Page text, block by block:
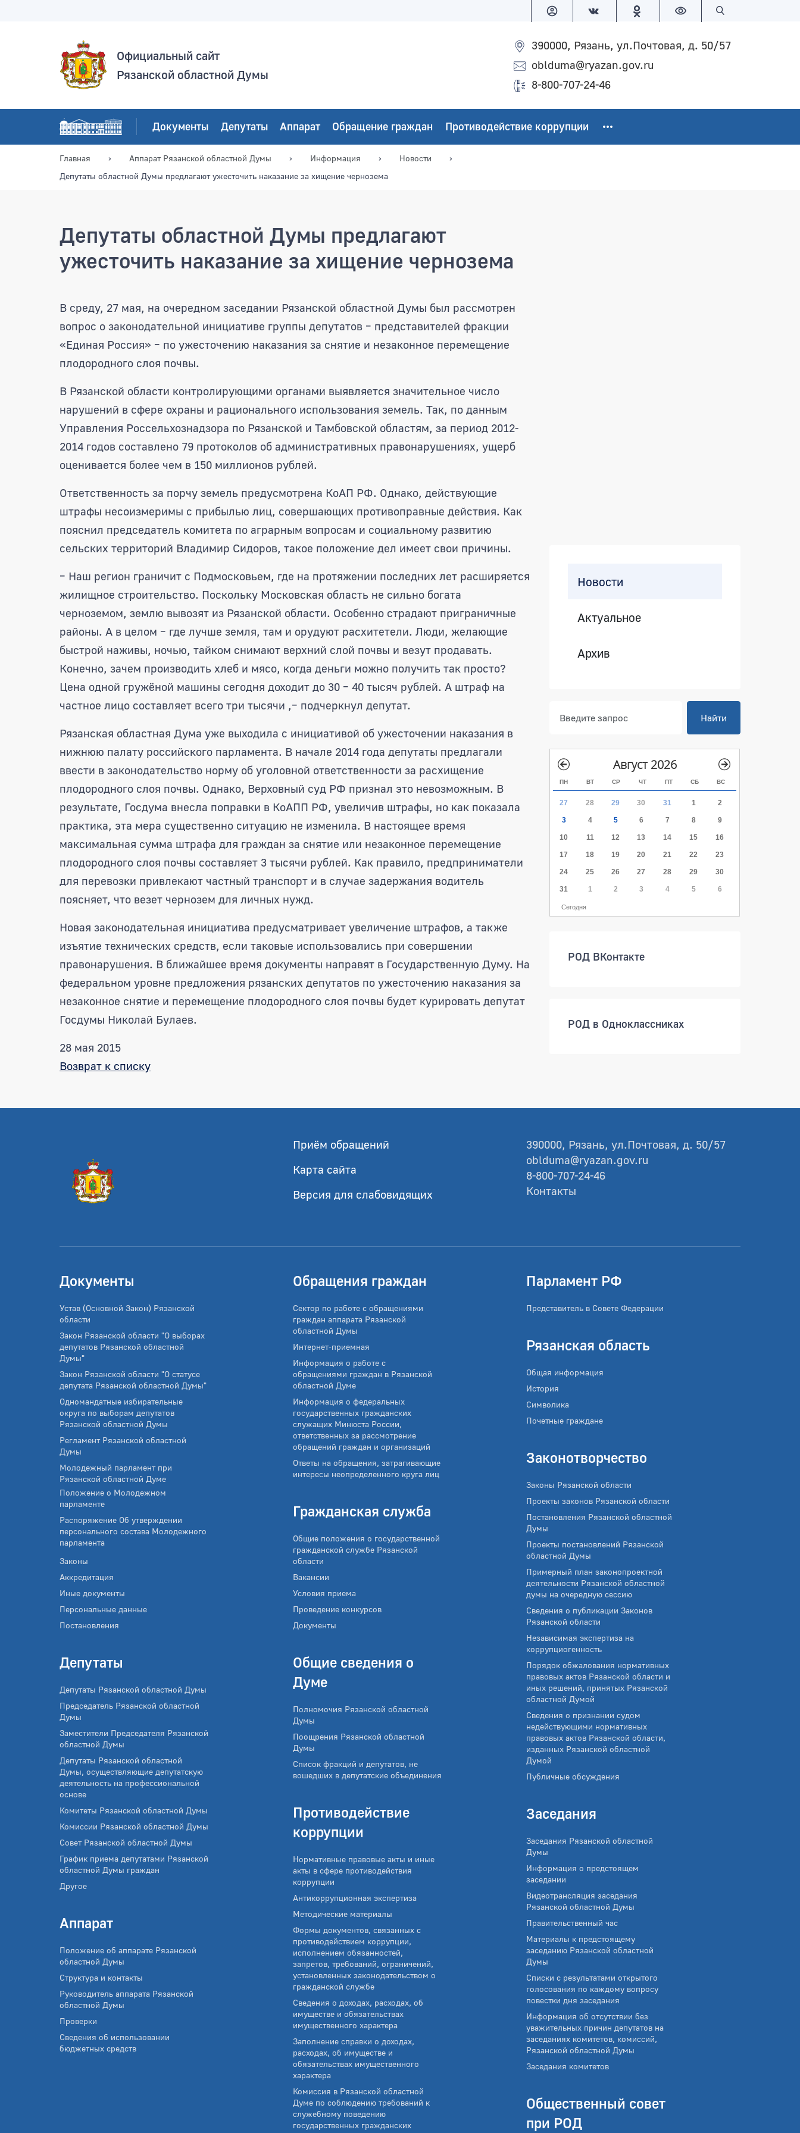
Версия для слабовидящих
Официальный сайт
Рязанской областной Думы
390000, Рязань, ул.Почтовая, д. 50/57
oblduma@ryazan.gov.ru
8-800-707-24-46
Документы Депутаты Аппарат Обращение граждан Противодействие коррупции
Главная Аппарат Рязанской областной Думы Информация
Новости
Депутаты областной Думы предлагают ужесточить наказание за хищение чернозема
Депутаты областной Думы предлагают
ужесточить наказание за хищение чернозема
Депутаты областной Думы предлагают ужесточить наказание за хищение чернозема
В среду, 27 мая, на очередном заседании Рязанской областной Думы был рассмотрен
вопрос о законодательной инициативе группы депутатов – представителей фракции
«Единая Россия» – по ужесточению наказания за снятие и незаконное перемещение
плодородного слоя почвы.
В Рязанской области контролирующими органами выявляется значительное число
нарушений в сфере охраны и рационального использования земель. Так, по данным
Управления Россельхознадзора по Рязанской и Тамбовской областям, за период 2012-
2014 годов составлено 79 протоколов об административных правонарушениях, ущерб
оценивается более чем в 150 миллионов рублей.
Ответственность за порчу земель предусмотрена КоАП РФ. Однако, действующие
штрафы несоизмеримы с прибылью лиц, совершающих противоправные действия. Как
пояснил председатель комитета по аграрным вопросам и социальному развитию
сельских территорий Владимир Сидоров, такое положение дел имеет свои причины.
– Наш регион граничит с Подмосковьем, где на протяжении последних лет расширяется
жилищное строительство. Поскольку Московская область не сильно богата
черноземом, землю вывозят из Рязанской области. Особенно страдают приграничные
районы. А в целом – где лучше земля, там и орудуют расхитетели. Люди, желающие
быстрой наживы, ночью, тайком снимают верхний слой почвы и везут продавать.
Конечно, зачем производить хлеб и мясо, когда деньги можно получить так просто?
Цена одной гружёной машины сегодня доходит до 30 – 40 тысяч рублей. А штраф на
частное лицо составляет всего три тысячи ,– подчеркнул депутат.
Рязанская областная Дума уже выходила с инициативой об ужесточении наказания в
нижнюю палату российского парламента. В начале 2014 года депутаты предлагали
ввести в законодательство норму об уголовной ответственности за расхищение
плодородного слоя почвы. Однако, Верховный суд РФ признал это невозможным. В
результате, Госдума внесла поправки в КоАПП РФ, увеличив штрафы, но как показала
практика, эта мера существенно ситуацию не изменила. В настоящее время
максимальная сумма штрафа для граждан за снятие или незаконное перемещение
плодородного слоя почвы составляет 3 тысячи рублей. Как правило, предприниматели
для перевозки привлекают частный транспорт и в случае задержания водитель
поясняет, что везет чернозем для личных нужд.
Новая законодательная инициатива предусматривает увеличение штрафов, а также
изъятие технических средств, если таковые использовались при совершении
правонарушения. В ближайшее время документы направят в Государственную Думу. На
федеральном уровне предложения рязанских депутатов по ужесточению наказания за
незаконное снятие и перемещение плодородного слоя почвы будет курировать депутат
Госдумы Николай Булаев.
28 мая 2015
Возврат к списку
Новости
Актуальное
Архив
Найти
Август 2026
ПН ВТ СР ЧТ ПТ СБ ВС
27 28 29 30 31 1 2
3 4 5 6 7 8 9
10 11 12 13 14 15 16
17 18 19 20 21 22 23
24 25 26 27 28 29 30
31 1 2 3 4 5 6
Сегодня
РОД ВКонтакте
РОД в Одноклассниках
Приём обращений
Карта сайта
Версия для слабовидящих
390000, Рязань, ул.Почтовая, д. 50/57
oblduma@ryazan.gov.ru
8-800-707-24-46
Контакты
Документы
Устав (Основной Закон) Рязанской
области
Закон Рязанской области "О выборах
депутатов Рязанской областной
Думы"
Закон Рязанской области "О статусе
депутата Рязанской областной Думы"
Одномандатные избирательные
округа по выборам депутатов
Рязанской областной Думы
Регламент Рязанской областной
Думы
Молодежный парламент при
Рязанской областной Думе
Положение о Молодежном
парламенте
Распоряжение Об утверждении
персонального состава Молодежного
парламента
Законы
Аккредитация
Иные документы
Персональные данные
Постановления
Депутаты
Депутаты Рязанской областной Думы
Председатель Рязанской областной
Думы
Заместители Председателя Рязанской
областной Думы
Депутаты Рязанской областной
Думы, осуществляющие депутатскую
деятельность на профессиональной
основе
Комитеты Рязанской областной Думы
Комиссии Рязанской областной Думы
Совет Рязанской областной Думы
График приема депутатами Рязанской
областной Думы граждан
Другое
Аппарат
Положение об аппарате Рязанской
областной Думы
Структура и контакты
Руководитель аппарата Рязанской
областной Думы
Проверки
Сведения об использовании
бюджетных средств
Обращения граждан
Сектор по работе с обращениями
граждан аппарата Рязанской
областной Думы
Интернет-приемная
Информация о работе с
обращениями граждан в Рязанской
областной Думе
Информация о федеральных
государственных гражданских
служащих Минюста России,
ответственных за рассмотрение
обращений граждан и организаций
Ответы на обращения, затрагивающие
интересы неопределенного круга лиц
Гражданская служба
Общие положения о государственной
гражданской службе Рязанской
области
Вакансии
Условия приема
Проведение конкурсов
Документы
Общие сведения о
Думе
Полномочия Рязанской областной
Думы
Поощрения Рязанской областной
Думы
Список фракций и депутатов, не
вошедших в депутатские объединения
Противодействие
коррупции
Нормативные правовые акты и иные
акты в сфере противодействия
коррупции
Антикоррупционная экспертиза
Методические материалы
Формы документов, связанных с
противодействием коррупции,
исполнением обязанностей,
запретов, требований, ограничений,
установленных законодательством о
гражданской службе
Сведения о доходах, расходах, об
имуществе и обязательствах
имущественного характера
Заполнение справки о доходах,
расходах, об имуществе и
обязательствах имущественного
характера
Комиссия в Рязанской областной
Думе по соблюдению требований к
служебному поведению
государственных гражданских
Парламент РФ
Представитель в Совете Федерации
Рязанская область
Общая информация
История
Символика
Почетные граждане
Законотворчество
Законы Рязанской области
Проекты законов Рязанской области
Постановления Рязанской областной
Думы
Проекты постановлений Рязанской
областной Думы
Примерный план законопроектной
деятельности Рязанской областной
думы на очередную сессию
Сведения о публикации Законов
Рязанской области
Независимая экспертиза на
коррупциогенность
Порядок обжалования нормативных
правовых актов Рязанской области и
иных решений, принятых Рязанской
областной Думой
Сведения о признании судом
недействующими нормативных
правовых актов Рязанской области,
изданных Рязанской областной
Думой
Публичные обсуждения
Заседания
Заседания Рязанской областной
Думы
Информация о предстоящем
заседании
Видеотрансляция заседания
Рязанской областной Думы
Правительственный час
Материалы к предстоящему
заседанию Рязанской областной
Думы
Списки с результатами открытого
голосования по каждому вопросу
повестки дня заседания
Информация об отсутствии без
уважительных причин депутатов на
заседаниях комитетов, комиссий,
Рязанской областной Думы
Заседания комитетов
Общественный совет
при РОД